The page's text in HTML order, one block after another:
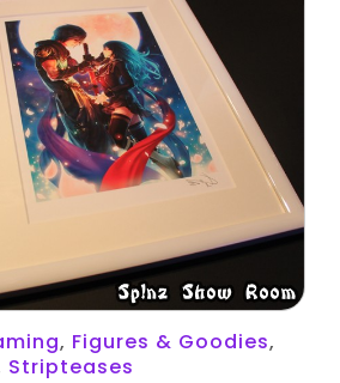
, Figures & Goodies,
Stripteases